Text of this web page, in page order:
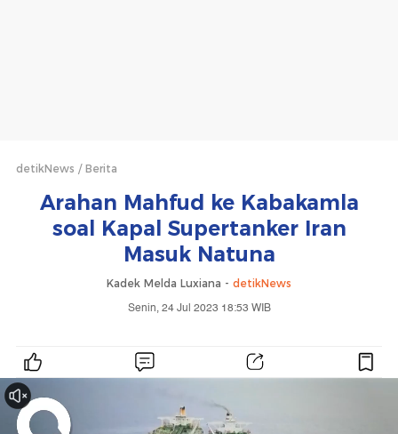
detikNews Berita
Arahan Mahfud ke Kabakamla
soal Kapal Supertanker Iran
Masuk Natuna
Kadek Melda Luxiana - detikNews
Senin, 24 Jul 2023 18:53 WIB